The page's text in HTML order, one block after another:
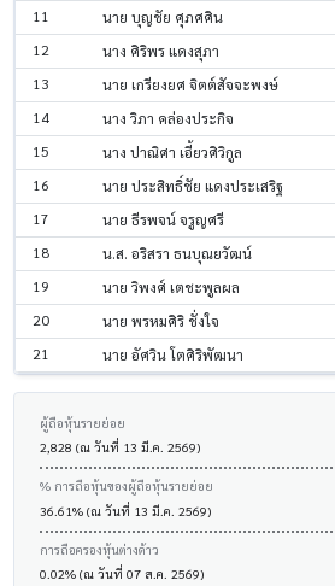
11 นาย บุญชัย ศุภศศิน
12 นาง ศิริพร แดงสุภา
13 นาย เกรียงยศ จิตต์สัจจะพงษ์
14 นาง วิภา คล่องประกิจ
15 นาง ปาณิศา เอี้ยวศิวิกูล
16 นาย ประสิทธิ์ชัย แดงประเสริฐ
17 นาย ธีรพจน์ จรูญศรี
18 น.ส. อริสรา ธนบุณยวัฒน์
19 นาย วิพงศ์ เตชะพูลผล
20 นาย พรหมศิริ ชั่งใจ
21 นาย อัศวิน โตศิริพัฒนา
ผู้ถือหุ้นรายย่อย
2,828 (ณ วันที่ 13 มี.ค. 2569)
% การถือหุ้นของผู้ถือหุ้นรายย่อย
36.61% (ณ วันที่ 13 มี.ค. 2569)
การถือครองหุ้นต่างด้าว
0.02% (ณ วันที่ 07 ส.ค. 2569)